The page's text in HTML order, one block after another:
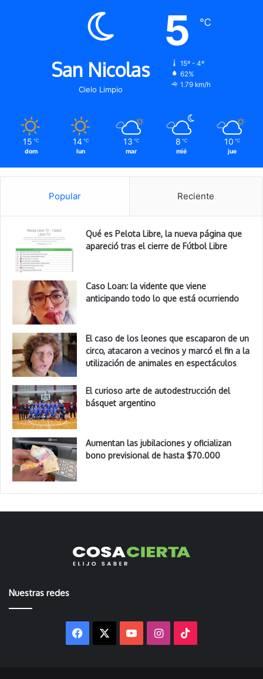
San Nicolas
Cielo Limpio
5 ℃
15º - 4º
62%
1.79 km/h
15 ℃
dom
14 ℃
lun
13 ℃
mar
8 ℃
mié
10 ℃
jue
Popular Reciente
Qué es Pelota Libre, la nueva página que
apareció tras el cierre de Fútbol Libre
Caso Loan: la vidente que viene
anticipando todo lo que está ocurriendo
El caso de los leones que escaparon de un
circo, atacaron a vecinos y marcó el fin a la
utilización de animales en espectáculos
El curioso arte de autodestrucción del
básquet argentino
Aumentan las jubilaciones y oficializan
bono previsional de hasta $70.000
Nuestras redes
Facebook YouTubeInstagram